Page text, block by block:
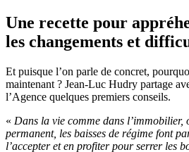
Une recette pour
les changements et
Et puisque l’on parle de concret,
maintenant ? Jean-Luc Hudry partage
l’Agence quelques premiers conseils.
« Dans la vie comme dans l’immobilier,
permanent, les baisses de régime font
l’accepter et en profiter pour serrer les